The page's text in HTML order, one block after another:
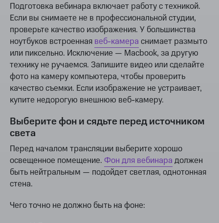
Подготовка вебинара включает работу с техникой.
Если вы снимаете не в профессиональной студии,
проверьте качество изображения. У большинства
ноутбуков встроенная веб-камера снимает размыто
или пиксельно. Исключение — Macbook, за другую
технику не ручаемся. Запишите видео или сделайте
фото на камеру компьютера, чтобы проверить
качество съемки. Если изображение не устраивает,
купите недорогую внешнюю веб-камеру.
Выберите фон и сядьте перед источником
света
Перед началом трансляции выберите хорошо
освещенное помещение. Фон для вебинара должен
быть нейтральным — подойдет светлая, однотонная
стена.
Чего точно не должно быть на фоне: